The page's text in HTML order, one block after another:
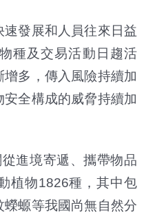
發展和人員往來日益
種及交易活動日趨活
多，傳入風險持續加
全構成的威脅持續加
進境寄遞、攜帶物品
植物1826種，其中包
螈等我國尚無自然分